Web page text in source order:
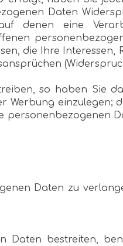
Daten
denen eine
die Ihre Interessen,
so haben Sie
einzulegen;
Daten zu
Daten bestreiten,